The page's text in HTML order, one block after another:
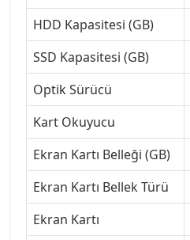
HDD Kapasitesi (GB)
SSD Kapasitesi (GB)
Optik Sürücü
Kart Okuyucu
Ekran Kartı Belleği (GB)
Ekran Kartı Bellek Türü
Ekran Kartı